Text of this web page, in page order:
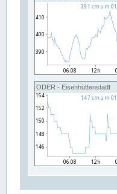
ODER - Eisenhüttenstadt